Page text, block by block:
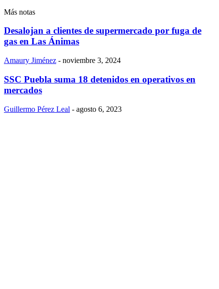
Más notas
Desalojan a clientes de supermercado por fuga de
gas en Las Ánimas
Amaury Jiménez - noviembre 3, 2024
SSC Puebla suma 18 detenidos en operativos en
mercados
Guillermo Pérez Leal - agosto 6, 2023